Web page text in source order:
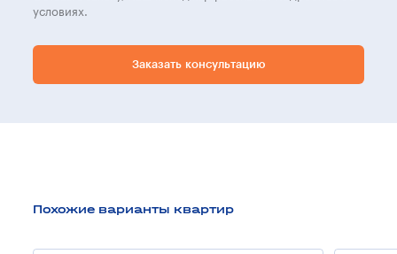
условиях.
Заказать консультацию
Похожие варианты квартир